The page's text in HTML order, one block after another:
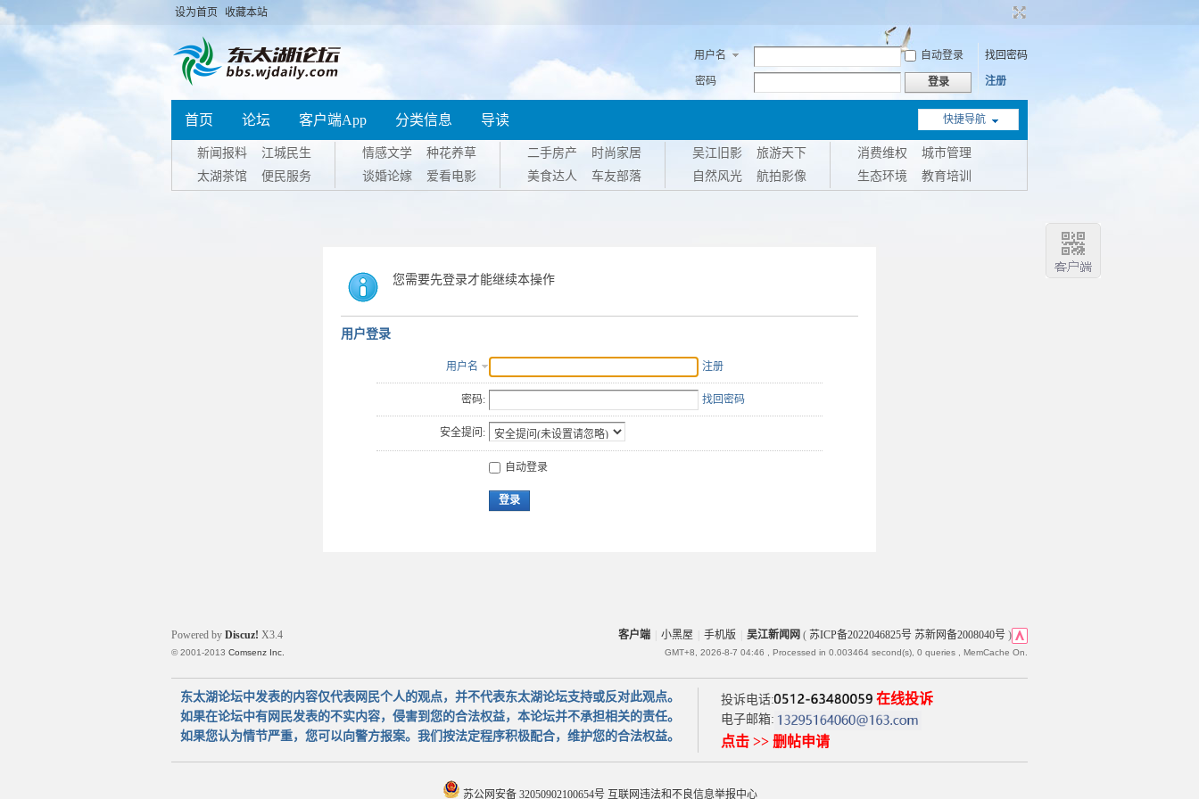
设为首页 收藏本站
用户名 自动登录 找回密码
密码 登录 注册
快捷导航
首页 论坛 客户端App 分类信息 导读
新闻报料
江城民生
太湖茶馆
便民服务
情感文学
种花养草
谈婚论嫁
爱看电影
二手房产
时尚家居
美食达人
车友部落
吴江旧影
旅游天下
自然风光
航拍影像
消费维权
城市管理
生态环境
教育培训
您需要先登录才能继续本操作
用户登录
用户名 注册
密码: 找回密码
安全提问:
自动登录
登录
客户端 小黑屋 手机版 吴江新闻网 ( 苏ICP备2022046825号 苏新网备2008040号 )
GMT+8, 2026-8-7 04:46 , Processed in 0.003464 second(s), 0 queries , MemCache On.
Powered by Discuz! X3.4
© 2001-2013 Comsenz Inc.
东太湖论坛中发表的内容仅代表网民个人的观点，并不代表东太湖论坛支持或反对此观点。
如果在论坛中有网民发表的不实内容，侵害到您的合法权益，本论坛并不承担相关的责任。
如果您认为情节严重，您可以向警方报案。我们按法定程序积极配合，维护您的合法权益。
投诉电话: 在线投诉
电子邮箱:
点击 >> 删帖申请
苏公网安备 32050902100654号 互联网违法和不良信息举报中心